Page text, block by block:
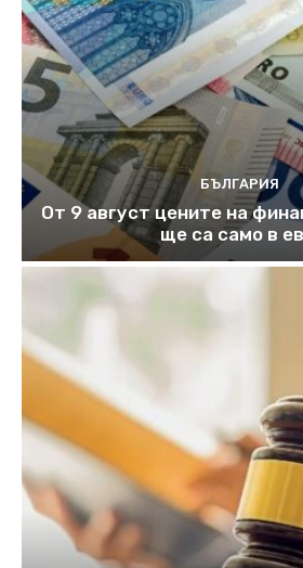
БЪЛГАРИЯ
От 9 август цените на
ще са само в